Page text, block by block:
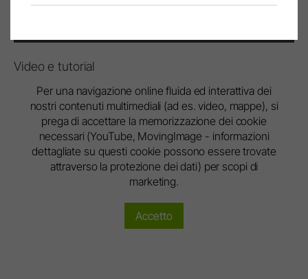
Video e tutorial
Per una navigazione online fluida ed interattiva dei
nostri contenuti multimediali (ad es. video, mappe), si
prega di accettare la memorizzazione dei cookie
necessari (YouTube, MovingImage - informazioni
dettagliate su questi cookie possono essere trovate
attraverso la protezione dei dati) per scopi di
marketing.
Accetto